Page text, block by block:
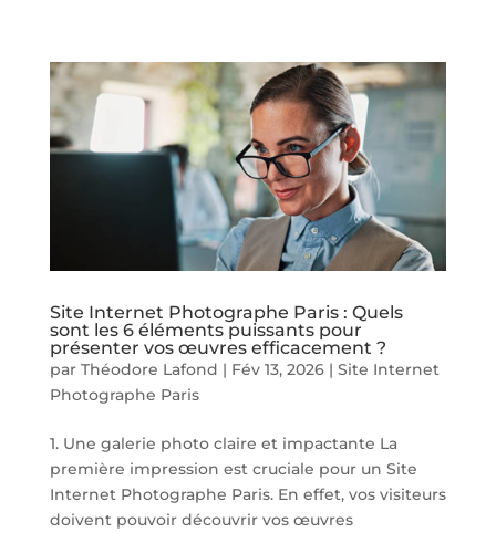
Site Internet Photographe Paris : Quels
sont les 6 éléments puissants pour
présenter vos œuvres efficacement ?
par Théodore Lafond | Fév 13, 2026| Site Internet
Photographe Paris
1. Une galerie photo claire et impactante La
première impression est cruciale pour un Site
Internet Photographe Paris. En effet, vos visiteurs
doivent pouvoir découvrir vos œuvres